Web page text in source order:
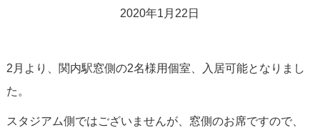
2020年1月22日
2月より、関内駅窓側の2名様用個室、入居可能となりまし
た。
スタジアム側ではございませんが、窓側のお席ですので、